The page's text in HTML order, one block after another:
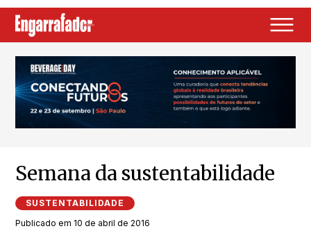
Semana da sustentabilidade
SUSTENTABILIDADE
Publicado em 10 de abril de 2016